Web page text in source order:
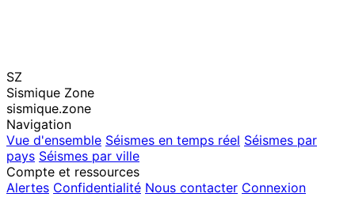
SZ
Sismique Zone
sismique.zone
Navigation
Vue d'ensemble Séismes en temps réel Séismes par
pays Séismes par ville
Compte et ressources
Alertes Confidentialité Nous contacter Connexion